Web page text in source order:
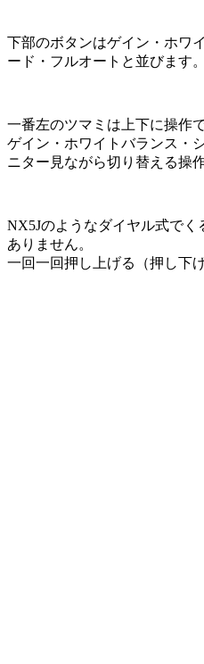
下部のボタンはゲイン・ホワ
ード・フルオートと並びます。
一番左のツマミは上下に操作
ゲイン・ホワイトバランス・
ニター見ながら切り替える操
NX5Jのようなダイヤル式で
ありません。
一回一回押し上げる（押し下